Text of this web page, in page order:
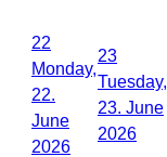
22
Monday,
22.
June
2026
23
Tuesday,
23. June
2026